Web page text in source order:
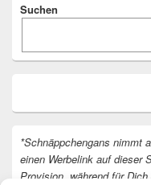
Suchen
*Schnäppchengans nimmt
einen Werbelink auf dieser
Provision, während für